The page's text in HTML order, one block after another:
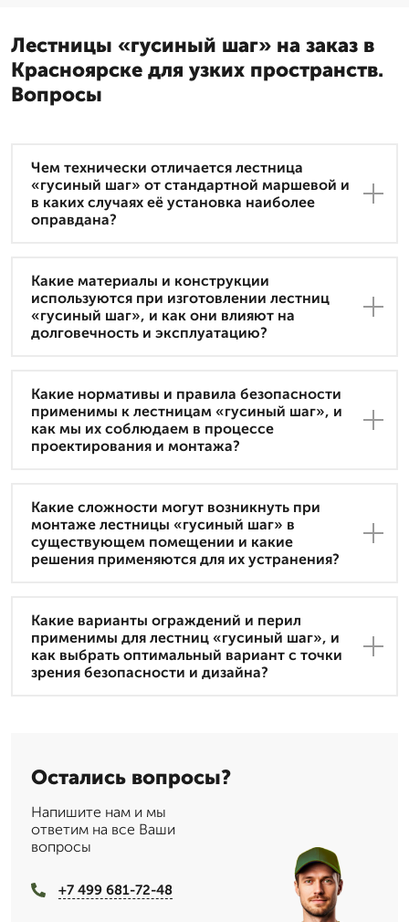
Лестницы «гусиный шаг» на заказ в
Красноярске для узких пространств.
Вопросы
Чем технически отличается лестница
«гусиный шаг» от стандартной маршевой и
в каких случаях её установка наиболее
оправдана?
Какие материалы и конструкции
используются при изготовлении лестниц
«гусиный шаг», и как они влияют на
долговечность и эксплуатацию?
Какие нормативы и правила безопасности
применимы к лестницам «гусиный шаг», и
как мы их соблюдаем в процессе
проектирования и монтажа?
Какие сложности могут возникнуть при
монтаже лестницы «гусиный шаг» в
существующем помещении и какие
решения применяются для их устранения?
Какие варианты ограждений и перил
применимы для лестниц «гусиный шаг», и
как выбрать оптимальный вариант с точки
зрения безопасности и дизайна?
Остались вопросы?
Напишите нам и мы
ответим на все Ваши
вопросы
+7 499 681-72-48